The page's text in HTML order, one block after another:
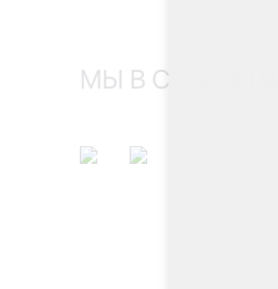
МЫ В СОЦСЕТЯХ